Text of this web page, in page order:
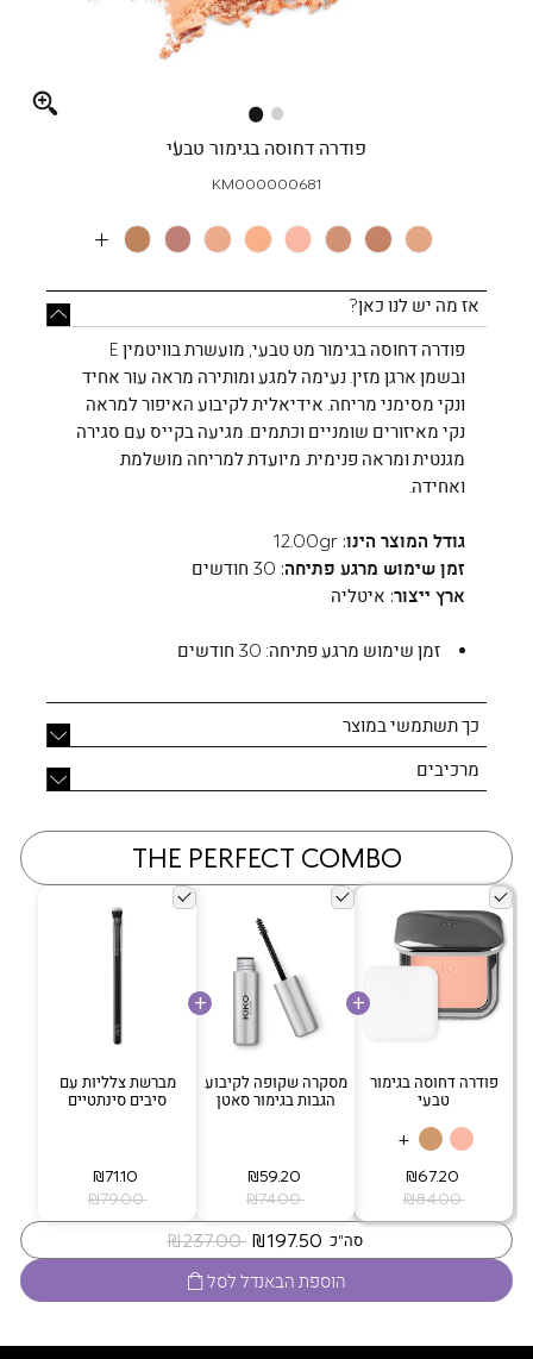
Full
פודרה דחוסה בגימור טבעי
KM000000681
More
אז מה יש לנו כאן?
כך תשתמשי במוצר
מרכיבים
פודרה דחוסה בגימור מט טבעי, מועשרת בוויטמין E
ובשמן ארגן מזין. נעימה למגע ומותירה מראה עור אחיד
ונקי מסימני מריחה. אידיאלית לקיבוע האיפור למראה
נקי מאיזורים שומניים וכתמים. מגיעה בקייס עם סגירה
מגנטית ומראה פנימית. מיועדת למריחה מושלמת
ואחידה.
גודל המוצר הינו:12.00gr
זמן שימוש מרגע פתיחה: 30 חודשים
ארץ ייצור: איטליה
זמן שימוש מרגע פתיחה: 30 חודשים
פודרה דחוסה בגימור
טבעי
+
‏ ₪84.00
מסקרה שקופה לקיבוע
הגבות בגימור סאטן
‏ ₪74.00
מברשת צלליות עם
סיבים סינתטיים
‏ ₪79.00
THE PERFECT COMBO
סה"כ ‏ ₪237.00
הוספת הבאנדל לסל